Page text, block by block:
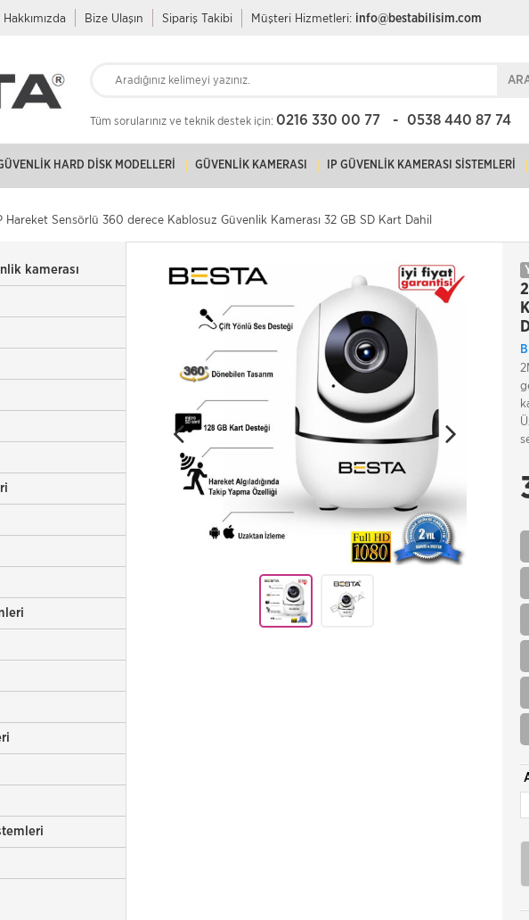
Hakkımızda Bize Ulaşın Sipariş Takibi Müşteri Hizmetleri: info@bestabilisim.com
Tüm sorularınız ve teknik destek için: 0216 330 00 77 0538 440 87 74
HARD DISK MODELLERI GÜVENLIK KAMERASI IP GÜVENLIK KAMERASI SISTEMLERI
Hareket Sensörlü 360 derece Kablosuz Güvenlik Kamerası 32 GB SD Kart Dahil
kamerası